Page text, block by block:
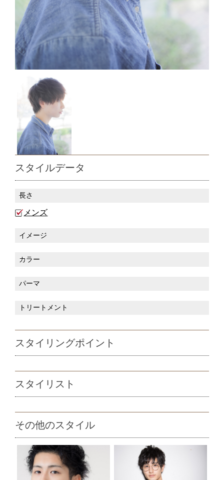
スタイルデータ
長さ
メンズ
イメージ
カラー
パーマ
トリートメント
スタイリングポイント
スタイリスト
その他のスタイル